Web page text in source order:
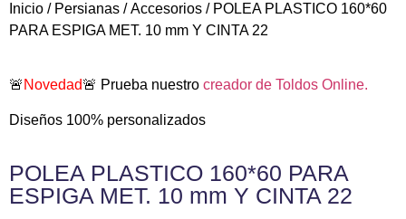
Inicio / Persianas / Accesorios / POLEA PLASTICO 160*60
PARA ESPIGA MET. 10 mm Y CINTA 22
🚨 Novedad🚨 Prueba nuestro creador de Toldos Online.
Diseños 100% personalizados
POLEA PLASTICO 160*60 PARA
ESPIGA MET. 10 mm Y CINTA 22